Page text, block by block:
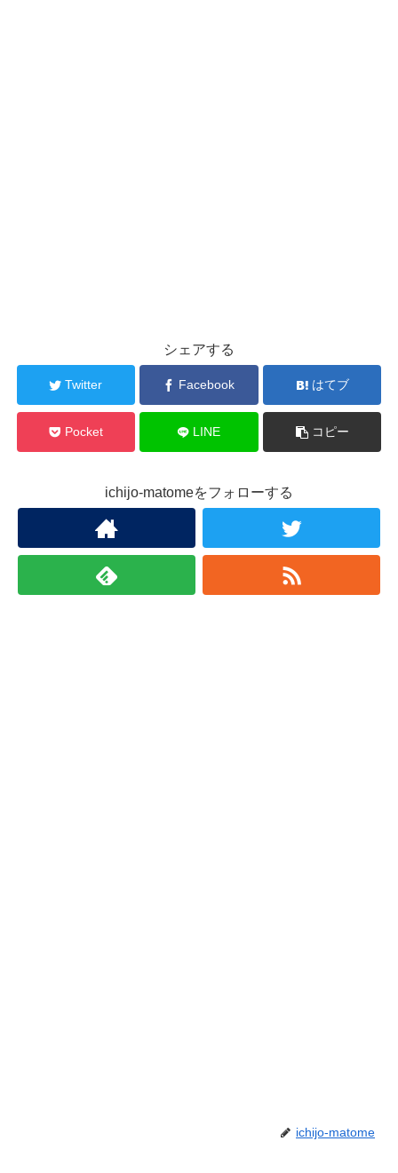
シェアする
Twitter Facebook はてブ
Pocket LINE コピー
ichijo-matomeをフォローする
ichijo-matome